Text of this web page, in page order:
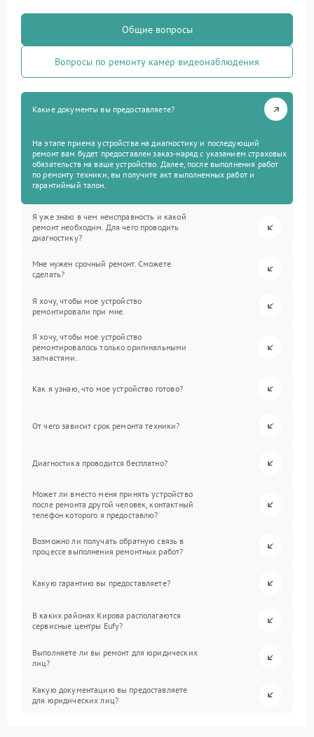
Общие вопросы
Вопросы по ремонту камер видеонаблюдения
Какие документы вы предоставляете?
На этапе приема устройства на диагностику и последующий
ремонт вам будет предоставлен заказ-наряд с указанием страховых
обязательств на ваше устройство. Далее, после выполнения работ
по ремонту техники, вы получите акт выполненных работ и
гарантийный талон.
Я уже знаю в чем неисправность и какой
ремонт необходим. Для чего проводить
диагностику?
Мне нужен срочный ремонт. Сможете
сделать?
Я хочу, чтобы мое устройство
ремонтировали при мне.
Я хочу, чтобы мое устройство
ремонтировалось только оригинальными
запчастями.
Как я узнаю, что мое устройство готово?
От чего зависит срок ремонта техники?
Диагностика проводится бесплатно?
Может ли вместо меня принять устройство
после ремонта другой человек, контактный
телефон которого я предоставлю?
Возможно ли получать обратную связь в
процессе выполнения ремонтных работ?
Какую гарантию вы предоставляете?
В каких районах Кирова располагаются
сервисные центры Eufy?
Выполняете ли вы ремонт для юридических
лиц?
Какую документацию вы предоставляете
для юридических лиц?